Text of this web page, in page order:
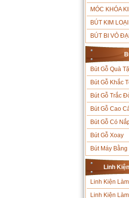
MÓC KHÓA
BÚT KIM LOẠI
BÚT BI VỎ
Bút Gỗ Quà
Bút Gỗ Khắc
Bút Gỗ Trắc
Bút Gỗ Cao
Bút Gỗ Có
Bút Gỗ Xoay
Bút Máy Bằng
Linh
Linh Kiện
Linh Kiện